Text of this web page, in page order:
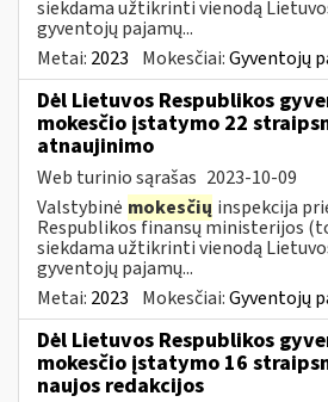
siekdama užtikrinti vienodą
gyventojų pajamų...
Metai: 2023 Mokesčiai:Gyventojų
Dėl Lietuvos Respublikos
mokesčio įstatymo 22
atnaujinimo
Web turinio sąrašas 2023-10-09
Valstybinė mokesčių inspekcija
Respublikos finansų ministerijos
siekdama užtikrinti vienodą
gyventojų pajamų...
Metai: 2023 Mokesčiai:Gyventojų
Dėl Lietuvos Respublikos
mokesčio įstatymo 16
naujos redakcijos